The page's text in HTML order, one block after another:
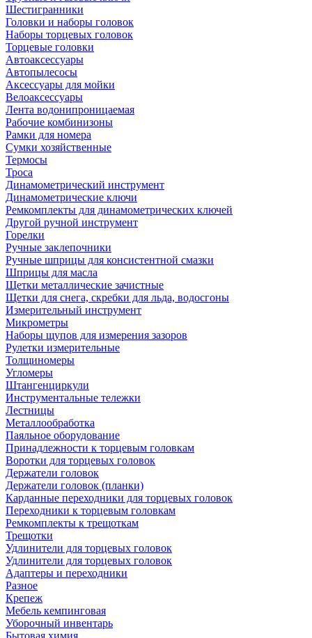
Шестигранники
Головки и наборы головок
Наборы торцевых головок
Торцевые головки
Автоаксессуары
Автопылесосы
Аксессуары для мойки
Велоаксессуары
Лента водонипроницаемая
Рабочие комбинизоны
Рамки для номера
Сумки хозяйственные
Термосы
Троса
Динамометрический инструмент
Динамометрические ключи
Ремкомплекты для динамометрических ключей
Другой ручной инструмент
Горелки
Ручные заклепочники
Ручные шприцы для консистентной смазки
Шприцы для масла
Щетки металлические зачистные
Щетки для снега, скребки для льда, водосгоны
Измерительный инструмент
Микрометры
Наборы щупов для измерения зазоров
Рулетки измерительные
Толщиномеры
Угломеры
Штангенциркули
Инструментальные тележки
Лестницы
Металлообработка
Паяльное оборудование
Принадлежности к торцевым головкам
Воротки для торцевых головок
Держатели головок
Держатели головок (планки)
Карданные переходники для торцевых головок
Переходники к торцевым головкам
Ремкомплекты к трещоткам
Трещотки
Удлинители для торцевых головок
Удлинители для торцевых головок
Адаптеры и переходники
Разное
Крепеж
Мебель кемпинговая
Уборочный инвентарь
Бытовая химия